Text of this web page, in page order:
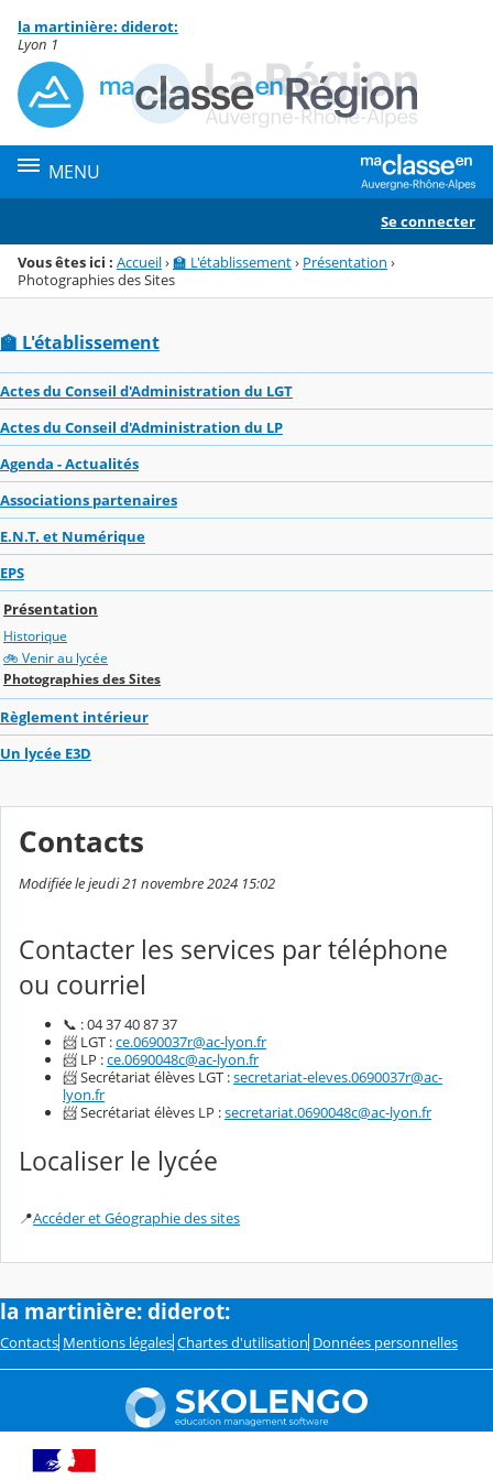
Menu de la rubrique
Contenu
la martinière: diderot:
Lyon 1
MENU
Se connecter
Vous êtes ici : Accueil›🏫 L'établissement› Présentation ›
Photographies des Sites
🏫 L'établissement
Actes du Conseil d'Administration du LGT
Actes du Conseil d'Administration du LP
Agenda - Actualités
Associations partenaires
E.N.T. et Numérique
EPS
Présentation
Historique
🚲 Venir au lycée
Photographies des Sites
Règlement intérieur
Un lycée E3D
Contacts
Modifiée le jeudi 21 novembre 2024 15:02
Contacter les services par téléphone
ou courriel
📞 : 04 37 40 87 37
📨 LGT :ce.0690037r@ac-lyon.fr
📨 LP :ce.0690048c@ac-lyon.fr
📨 Secrétariat élèves LGT :secretariat-eleves.0690037r@ac-
lyon.fr
📨 Secrétariat élèves LP :secretariat.0690048c@ac-lyon.fr
Localiser le lycée
📍Accéder et Géographie des sites
la martinière: diderot:
Contacts Mentions légales Chartes d'utilisation Données personnelles